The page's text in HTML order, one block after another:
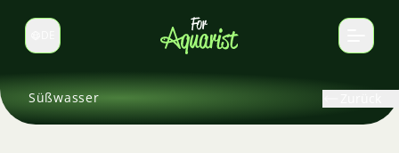
Sprache wechseln
Süßwasser